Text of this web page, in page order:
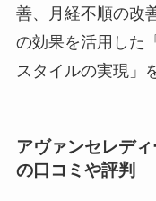
善、月経不順の改
の効果を活用した
スタイルの実現」
アヴァンセレデ
の口コミや評判